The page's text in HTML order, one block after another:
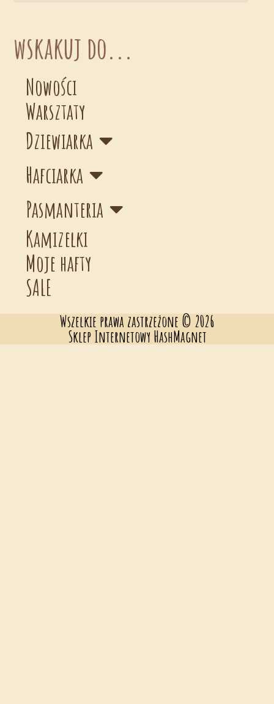
wskakuj do...
Nowości
Warsztaty
Dziewiarka
Hafciarka
Pasmanteria
Kamizelki
Moje hafty
SALE
Wszelkie prawa zastrzeżone © 2026
Sklep Internetowy HashMagnet